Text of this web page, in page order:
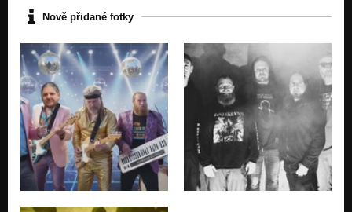
04 - Four Points / Demo 2005
Nezařazeno
01 - Exodus / Demo 2003
Nezařazeno
02 - People for genocide / Demo 2003
Nezařazeno
03 - Moribundus / Demo 2003
Nezařazeno
04 - Hard Core 4 U / Demo 2003
Nezařazeno
Nově přidané fotky